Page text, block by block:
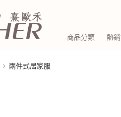
商品分類 熱
兩件式居家服